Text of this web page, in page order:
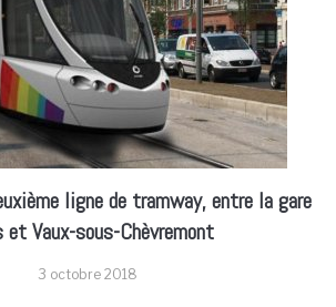
ligne de tramway, entre la gare
et Vaux-sous-Chèvremont
3 octobre 2018